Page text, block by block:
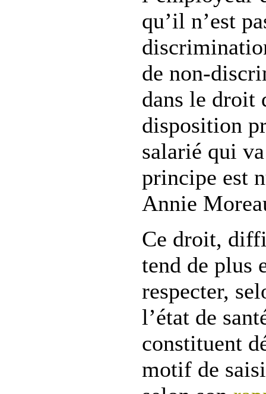
qu’il n’est
de non-
dans le droit
disposition
salarié qui
principe est
Annie
Ce droit,
tend de plus
respecter,
l’état de
constituent
motif de